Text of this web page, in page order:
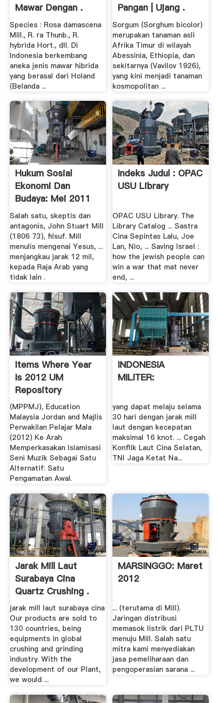
Mawar Dengan .
Species : Rosa damascena
Mill., R. ra Thunb., R.
hybrida Hort., dll. Di
Indonesia berkembang
aneka jenis mawar hibrida
yang berasal dari Holand
(Belanda ...
Pangan | Ujang .
Sorgum (Sorghum bicolor)
merupakan tanaman asli
Afrika Timur di wilayah
Abessinia, Ethiopia, dan
sekitarnya (Vavilov 1926),
yang kini menjadi tanaman
kosmopolitan ...
Hukum Sosial
Ekonomi Dan
Budaya: Mei 2011
Salah satu, skeptis dan
antagonis, John Stuart Mill
(1806 73), filsuf. Mill
menulis mengenai Yesus, ...
menjangkau jarak 12 mil,
kepada Raja Arab yang
tidak lain .
Indeks Judul : OPAC
USU Library
OPAC USU Library. The
Library Catalog ... Sastra
Cina Sepintas Lalu, Joe
Lan, Nio, ... Saving Israel :
how the jewish people can
win a war that mat never
end, ...
Items Where Year
Is 2012 UM
Repository
(MPPMJ), Education
Malaysia Jordan and Majlis
Perwakilan Pelajar Mala
(2012) Ke Arah
Memperkasakan Islamisasi
Seni Muzik Sebagai Satu
Alternatif: Satu
Pengamatan Awal.
INDONESIA
MILITER:
yang dapat melaju selama
30 hari dengan jarak mill
laut dengan kecepatan
maksimal 16 knot. ... Cegah
Konflik Laut Cina Selatan,
TNI Jaga Ketat Na...
Jarak Mill Laut
Surabaya Cina
Quartz Crushing .
jarak mill laut surabaya cina
Our products are sold to
130 countries, being
equipments in global
crushing and grinding
industry. With the
development of our Plant,
we would ...
MARSINGGO: Maret
2012
... (terutama di Mill).
Jaringan distribusi
memasok listrik dari PLTU
menuju Mill. Salah satu
mitra kami menyediakan
jasa pemeliharaan dan
pengoperasian sarana ...